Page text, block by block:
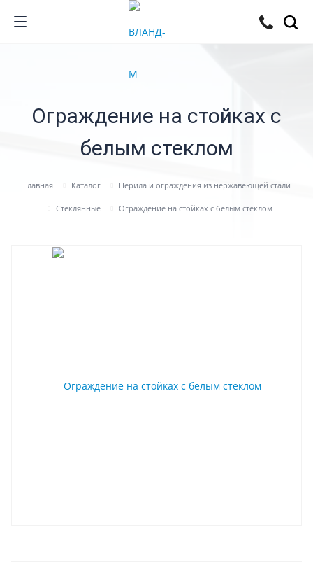
Ограждение на стойках с
белым стеклом
Главная Каталог Перила и ограждения из нержавеющей стали
Стеклянные Ограждение на стойках с белым стеклом